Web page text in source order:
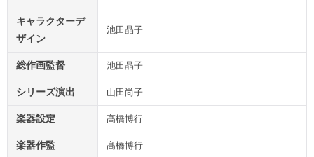
キャラクターデ
ザイン
池田晶子
総作画監督 池田晶子
シリーズ演出 山田尚子
楽器設定 髙橋博行
楽器作監 髙橋博行